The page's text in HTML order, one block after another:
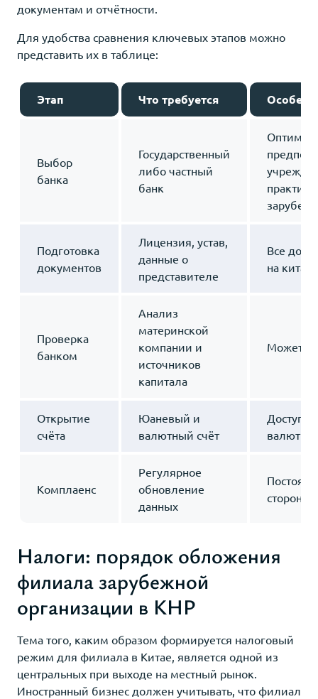
документам и отчётности.
Для удобства сравнения ключевых этапов можно
представить их в таблице:
Этап Что требуется
Выбор
банка
Государственный
либо частный
банк
Подготовка
документов
Лицензия, устав,
данные о
представителе
Все
на
Проверка
банком
Анализ
материнской
компании и
источников
капитала
Может
Открытие
счёта
Юаневый и
валютный счёт
Доступ
Комплаенс
Регулярное
обновление
данных
стороны
Налоги: порядок обложения
филиала зарубежной
организации в КНР
Тема того, каким образом формируется налоговый
режим для филиала в Китае, является одной из
центральных при выходе на местный рынок.
Иностранный бизнес должен учитывать, что филиал